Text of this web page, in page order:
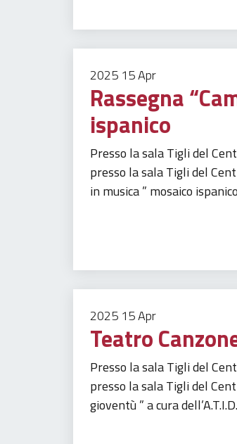
2025 15Apr
Rassegna
ispanico
Presso la sala Tigli del
presso la sala Tigli del
in musica ” mosaico
2025 15Apr
Teatro
Presso la sala Tigli del
presso la sala Tigli del
gioventù ” a cura